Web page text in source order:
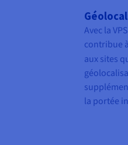
Avec la
contribue
aux sites
la portée